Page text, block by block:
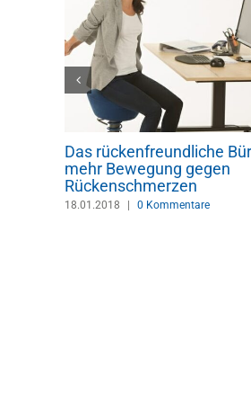
Das rückenfreundliche
mehr Bewegung gegen
Rückenschmerzen
18.01.2018 | 0 Kommentare